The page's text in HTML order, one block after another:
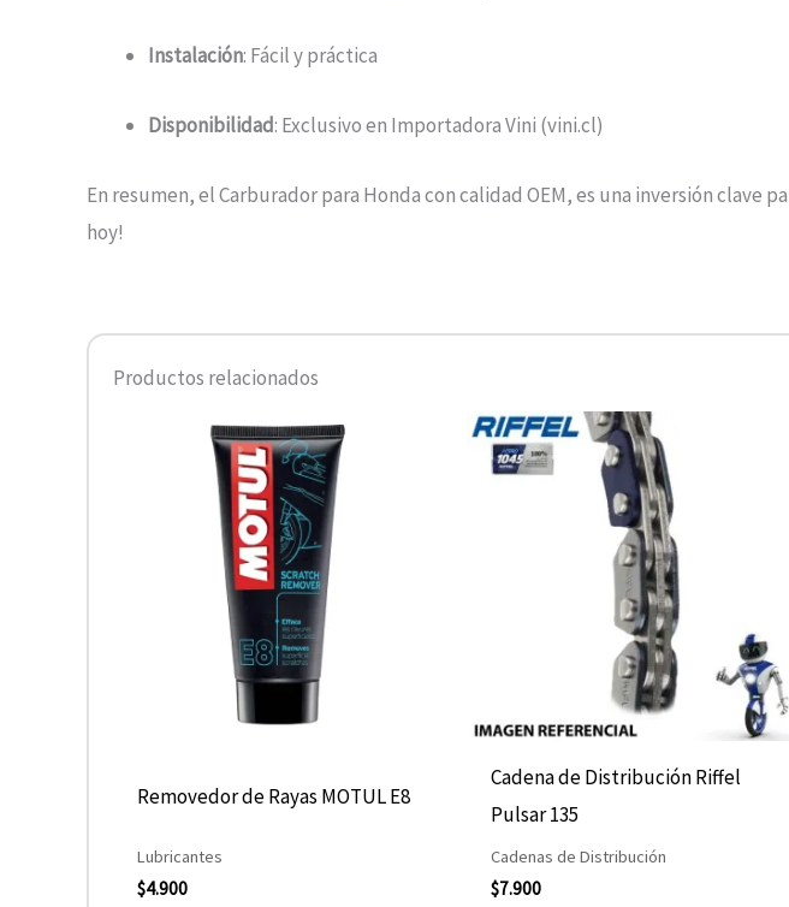
Instalación: Fácil y práctica
Disponibilidad: Exclusivo en Importadora Vini (vini.cl)
En resumen, el Carburador para Honda con calidad OEM, es una inversión
hoy!
Productos relacionados
Removedor de Rayas MOTUL E8
Lubricantes
$4.900
Cadena de Distribución Riffel
Pulsar 135
Cadenas de Distribución
$7.900